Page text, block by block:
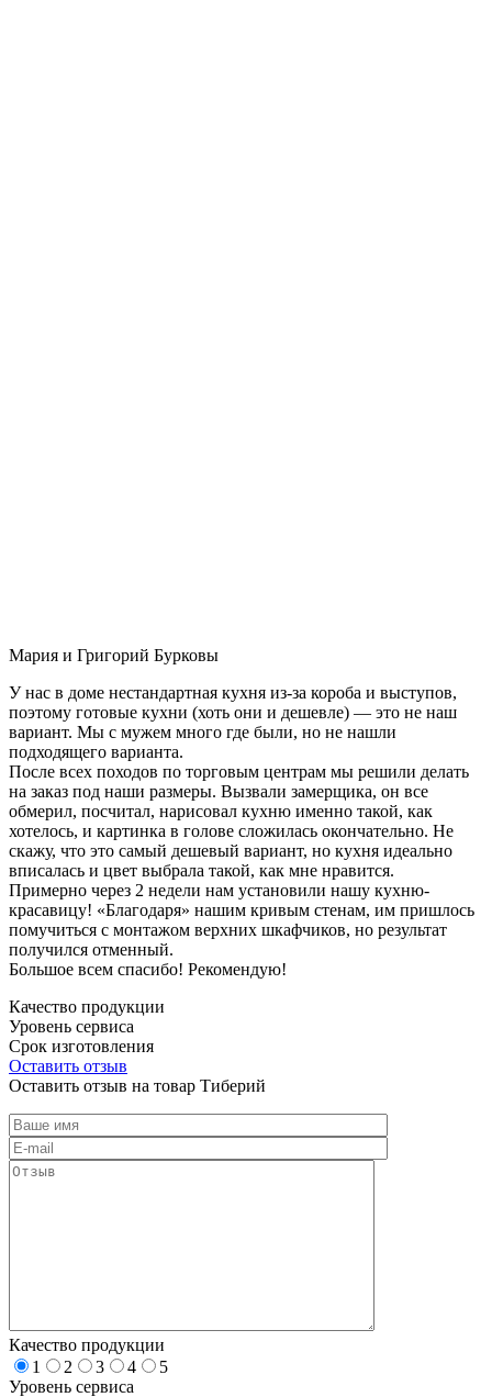
Мария и Григорий Бурковы
У нас в доме нестандартная кухня из-за короба и выступов,
поэтому готовые кухни (хоть они и дешевле) — это не наш
вариант. Мы с мужем много где были, но не нашли
подходящего варианта.
После всех походов по торговым центрам мы решили делать
на заказ под наши размеры. Вызвали замерщика, он все
обмерил, посчитал, нарисовал кухню именно такой, как
хотелось, и картинка в голове сложилась окончательно. Не
скажу, что это самый дешевый вариант, но кухня идеально
вписалась и цвет выбрала такой, как мне нравится.
Примерно через 2 недели нам установили нашу кухню-
красавицу! «Благодаря» нашим кривым стенам, им пришлось
помучиться с монтажом верхних шкафчиков, но результат
получился отменный.
Большое всем спасибо! Рекомендую!
Качество продукции
Уровень сервиса
Срок изготовления
Оставить отзыв
Оставить отзыв на товар Тиберий
Качество продукции
1
2 3 4
5
Уровень сервиса